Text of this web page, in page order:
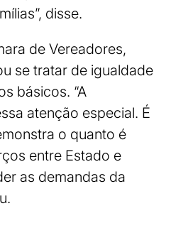
disse.
de Vereadores,
se tratar de igualdade
básicos. “A
atenção especial. É
o quanto é
entre Estado e
as demandas da